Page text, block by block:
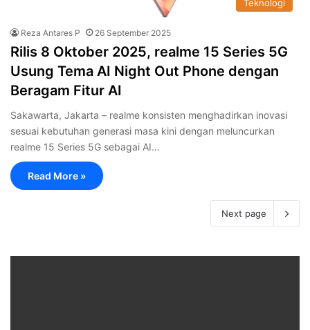
Teknologi
Reza Antares P 26 September 2025
Rilis 8 Oktober 2025, realme 15 Series 5G
Usung Tema AI Night Out Phone dengan
Beragam Fitur AI
Sakawarta, Jakarta – realme konsisten menghadirkan inovasi
sesuai kebutuhan generasi masa kini dengan meluncurkan
realme 15 Series 5G sebagai AI…
Read More »
Next page